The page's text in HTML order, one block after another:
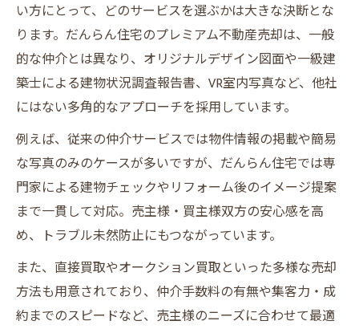
い方にとって、どのサービスを選ぶかは大きな決断とな
ります。だんらん住宅のプレミアム不動産売却は、一般
的な仲介とは異なり、オリジナルデザイン図面や一級建
築士による建物状況調査報告書、VR室内写真など、他社
にはない多角的なアプローチを採用しています。
例えば、従来の仲介サービスでは物件情報の掲載や簡易
な写真のみのケースが多いですが、だんらん住宅では専
門家による建物チェックやリフォーム後のイメージ提案
まで一貫して対応。売主様・買主様双方の安心感を高
め、トラブル未然防止にもつながっています。
また、直接買取やオークション買取といった多様な売却
方法も用意されており、仲介手数料の有無や集客力・成
約までのスピードなど、売主様のニーズに合わせて最適